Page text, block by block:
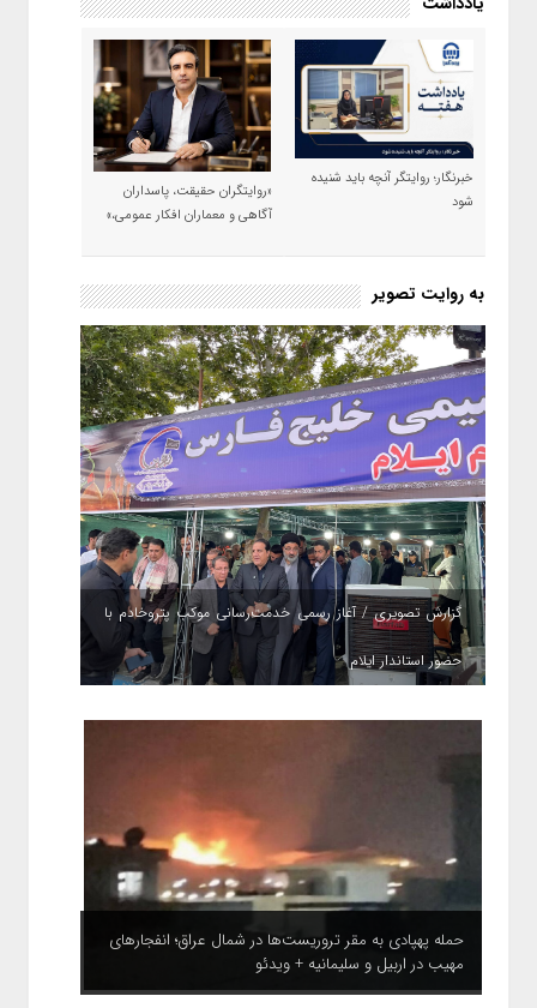
خبرنگار؛ روایتگر آنچه باید شنیده
شود
«روایتگران حقیقت، پاسداران
آگاهی و معماران افکار عمومی،»
به روایت تصویر
گزارش تصویری / آغاز رسمی خدمت‌رسانی موکب پتروخادم با
حضور استاندار ایلام
حمله پهپادی به مقر تروریست‌ها در شمال عراق؛ انفجارهای
مهیب در اربیل و سلیمانیه + ویدئو